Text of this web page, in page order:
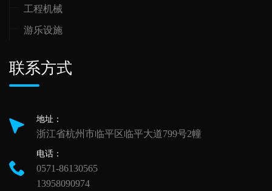
工程机械
游乐设施
联系方式
地址：
浙江省杭州市临平区临平大道799号2幢
电话：
0571-86130565
13958090974